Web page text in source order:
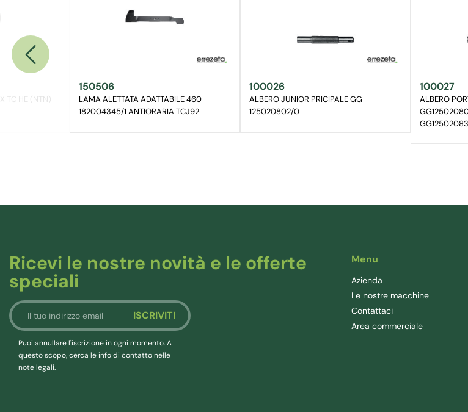
TC HE (NTN)
150506
LAMA ALETTATA ADATTABILE 460
182004345/1 ANTIORARIA TCJ92
100026
ALBERO JUNIOR PRICIPALE GG
125020802/0
100027
ALBERO
Ricevi le nostre novità e le offerte
speciali
Puoi annullare l'iscrizione in ogni momento. A
questo scopo, cerca le info di contatto nelle
note legali.
Menu
Azienda
Le nostre macchine
Contattaci
Area commerciale